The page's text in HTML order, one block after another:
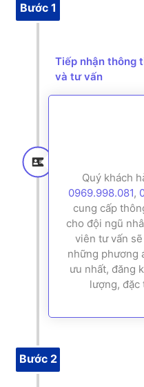
Bước 1
Tiếp nhận thông
và tư vấn
Quý khách
0969.998.081,
cung cấp
cho đội ngũ
viên tư vấn
những phương
ưu nhất, đăng
lượng, đặc
Bước 2